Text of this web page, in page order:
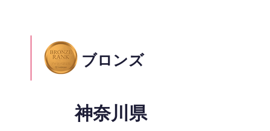
ブロンズ
神奈川県